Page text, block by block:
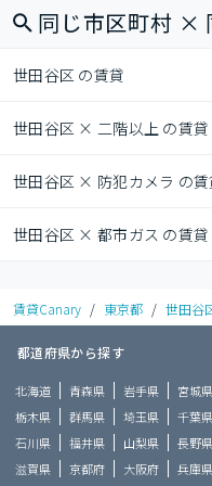
同じ市区町村 ×
世田谷区 の賃貸
世田谷区 × 二階以上 の賃貸
世田谷区 × 防犯カメラ の賃
世田谷区 × 都市ガス の賃貸
賃貸Canary / 東京都 / 世田谷
都道府県から探す
北海道 青森県 岩手県 宮城県
栃木県
群馬県 埼玉県 千葉県
石川県
福井県 山梨県 長野県
滋賀県
京都府 大阪府 兵庫県